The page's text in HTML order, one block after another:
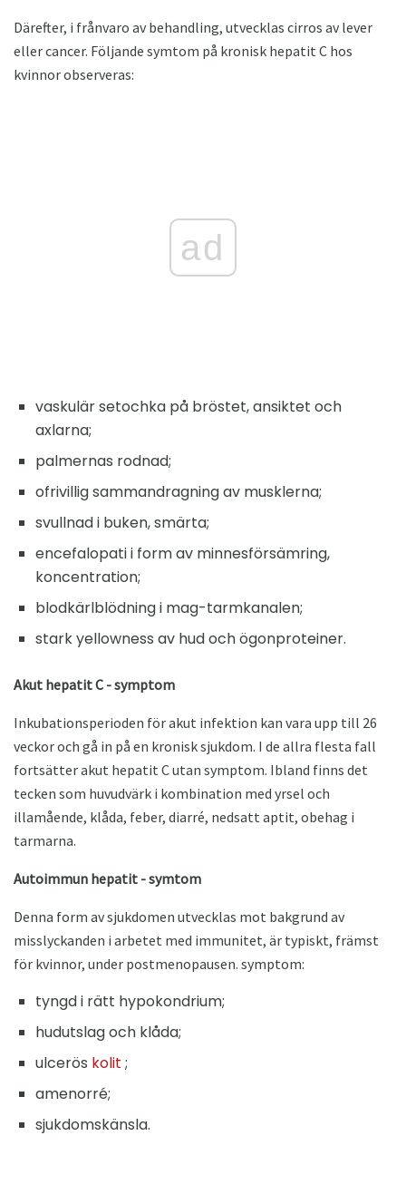
Därefter, i frånvaro av behandling, utvecklas cirros av lever
eller cancer. Följande symtom på kronisk hepatit C hos
kvinnor observeras:
ad
vaskulär setochka på bröstet, ansiktet och
axlarna;
palmernas rodnad;
ofrivillig sammandragning av musklerna;
svullnad i buken, smärta;
encefalopati i form av minnesförsämring,
koncentration;
blodkärlblödning i mag-tarmkanalen;
stark yellowness av hud och ögonproteiner.
Akut hepatit C - symptom
Inkubationsperioden för akut infektion kan vara upp till 26
veckor och gå in på en kronisk sjukdom. I de allra flesta fall
fortsätter akut hepatit C utan symptom. Ibland finns det
tecken som huvudvärk i kombination med yrsel och
illamående, klåda, feber, diarré, nedsatt aptit, obehag i
tarmarna.
Autoimmun hepatit - symtom
Denna form av sjukdomen utvecklas mot bakgrund av
misslyckanden i arbetet med immunitet, är typiskt, främst
för kvinnor, under postmenopausen. symptom:
tyngd i rätt hypokondrium;
hudutslag och klåda;
ulcerös kolit ;
amenorré;
sjukdomskänsla.